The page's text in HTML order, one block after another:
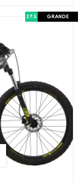
27.5 GRANDE